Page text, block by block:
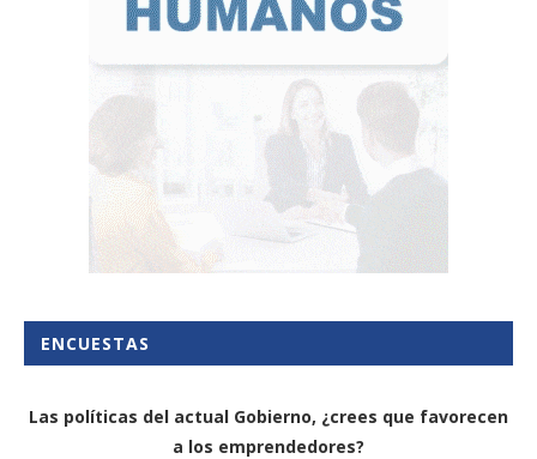
ENCUESTAS
Las políticas del actual Gobierno, ¿crees que favorecen
a los emprendedores?